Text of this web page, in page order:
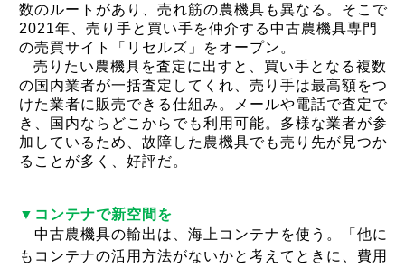
数のルートがあり、売れ筋の農機具も異なる。そこで
2021年、売り手と買い手を仲介する中古農機具専門
の売買サイト「リセルズ」をオープン。
売りたい農機具を査定に出すと、買い手となる複数
の国内業者が一括査定してくれ、売り手は最高額をつ
けた業者に販売できる仕組み。メールや電話で査定で
き、国内ならどこからでも利用可能。多様な業者が参
加しているため、故障した農機具でも売り先が見つか
ることが多く、好評だ。
▼コンテナで新空間を
中古農機具の輸出は、海上コンテナを使う。「他に
もコンテナの活用方法がないかと考えてときに、費用